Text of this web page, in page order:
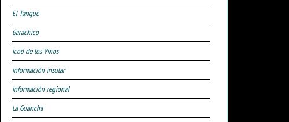
El Tanque
Garachico
Icod de los Vinos
Información insular
Información regional
La Guancha